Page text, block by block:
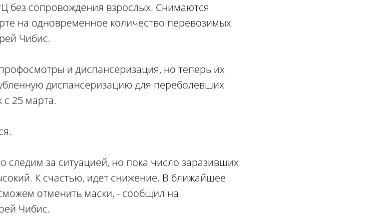
без сопровождения взрослых. Снимаются
на одновременное количество перевозимых
Чибис.
и диспансеризация, но теперь их
диспансеризацию для переболевших
с 25 марта.
за ситуацией, но пока число заразивших
К счастью, идет снижение. В ближайшее
отменить маски, - сообщил на
Чибис.